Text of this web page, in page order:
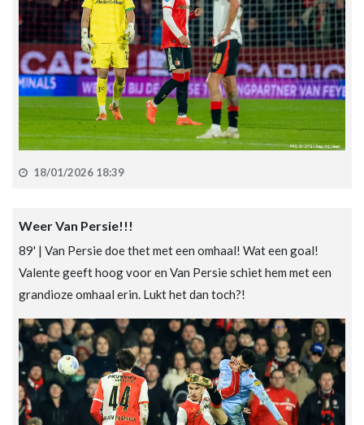
18/01/2026 18:39
Weer Van Persie!!!
89' | Van Persie doe thet met een omhaal! Wat een goal!
Valente geeft hoog voor en Van Persie schiet hem met een
grandioze omhaal erin. Lukt het dan toch?!